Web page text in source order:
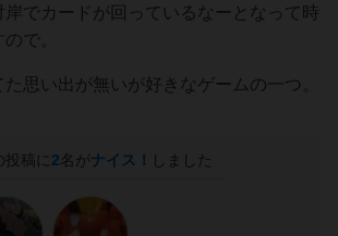
岸でカードが回っているなーとなって時
で。
思い出が無いが好きなゲームの一つ。
投稿に 2名がナイス！ しました